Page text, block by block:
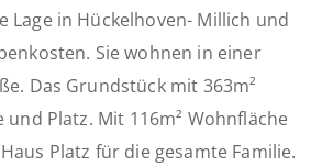
Lage in Hückelhoven- Millich und
Sie wohnen in einer
Das Grundstück mit 363m²
Platz. Mit 116m² Wohnfläche
Platz für die gesamte Familie.